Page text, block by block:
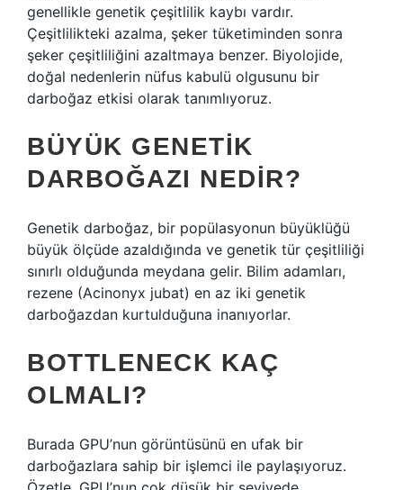
genellikle genetik çeşitlilik kaybı vardır.
Çeşitlilikteki azalma, şeker tüketiminden sonra
şeker çeşitliliğini azaltmaya benzer. Biyolojide,
doğal nedenlerin nüfus kabulü olgusunu bir
darboğaz etkisi olarak tanımlıyoruz.
BÜYÜK GENETIK
DARBOĞAZI NEDIR?
Genetik darboğaz, bir popülasyonun büyüklüğü
büyük ölçüde azaldığında ve genetik tür çeşitliliği
sınırlı olduğunda meydana gelir. Bilim adamları,
rezene (Acinonyx jubat) en az iki genetik
darboğazdan kurtulduğuna inanıyorlar.
BOTTLENECK KAÇ
OLMALI?
Burada GPU’nun görüntüsünü en ufak bir
darboğazlara sahip bir işlemci ile paylaşıyoruz.